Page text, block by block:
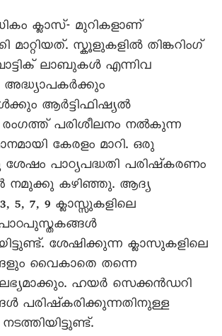
ക്ലാസ്- മുറികളാണ്
മാറ്റിയത്. സ്കൂളുകളില്‍ തിങ്കറിംഗ്
ലാബുകള്‍ എന്നിവ
അദ്ധ്യാപകര്‍ക്കും
ആര്‍ട്ടിഫിഷ്യല്‍
പരിശീലനം നല്‍കുന്ന
കേരളം മാറി. ഒരു
ശേഷം പാഠ്യപദ്ധതി പരിഷ്കരണം
നമുക്കു കഴിഞ്ഞു. ആദ്യ
5, 7, 9 ക്ലാസ്സുകളിലെ
പാഠപുസ്തകങ്ങള്‍
ശേഷിക്കുന്ന ക്ലാസുകളിലെ
വൈകാതെ തന്നെ
ലഭ്യമാക്കും. ഹയര്‍ സെക്കൻഡറി
പരിഷ്കരിക്കുന്നതിനുള്ള